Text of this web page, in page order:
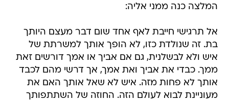
המלצה כנה ממני אליה:
אל תרגישי חייבת לאף אחד שום דבר מעצם היותך
בת. זה שנולדת כזו, לא הופך אותך למשרתת של
איש ולא לבשלנית, גם אם אביך או אמך דורשים זאת
ממך. כבדי את אביך ואת אמך, אך דרשי מהם לכבד
אותך לא פחות מזה. איש לא שאל אותך האם את
מעוניינת לבוא לעולם הזה. החוזה של השתתפותך